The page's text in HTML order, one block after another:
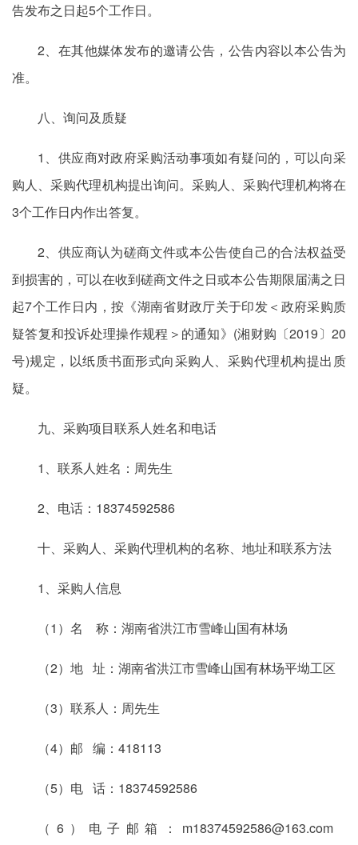
告发布之日起5个工作日。
2、在其他媒体发布的邀请公告，公告内容以本公告为
准。
八、询问及质疑
1、供应商对政府采购活动事项如有疑问的，可以向采
购人、采购代理机构提出询问。采购人、采购代理机构将在
3个工作日内作出答复。
2、供应商认为磋商文件或本公告使自己的合法权益受
到损害的，可以在收到磋商文件之日或本公告期限届满之日
起7个工作日内，按《湖南省财政厅关于印发＜政府采购质
疑答复和投诉处理操作规程＞的通知》(湘财购〔2019〕20
号)规定，以纸质书面形式向采购人、采购代理机构提出质
疑。
九、采购项目联系人姓名和电话
1、联系人姓名：周先生
2、电话：18374592586
十、采购人、采购代理机构的名称、地址和联系方法
1、采购人信息
（1）名 称：湖南省洪江市雪峰山国有林场
（2）地 址：湖南省洪江市雪峰山国有林场平坳工区
（3）联系人：周先生
（4）邮 编：418113
（5）电 话：18374592586
（6）电子邮箱：m18374592586@163.com